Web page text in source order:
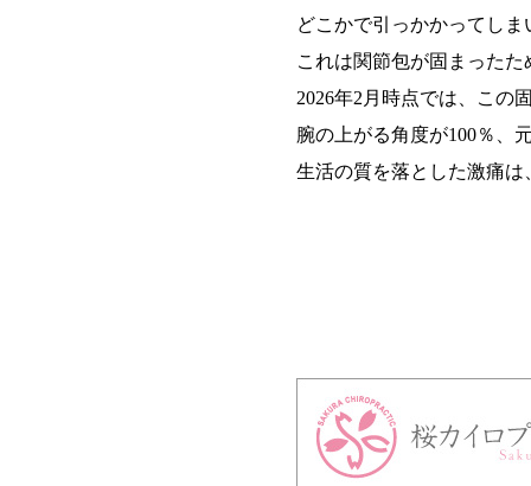
どこかで引っかかってし
これは関節包が固まったた
2026年2月時点では、この
腕の上がる角度が100％、
生活の質を落とした激痛